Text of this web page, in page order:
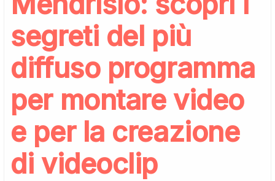
segreti del più
diffuso programma
per montare video
e per la creazione
di videoclip